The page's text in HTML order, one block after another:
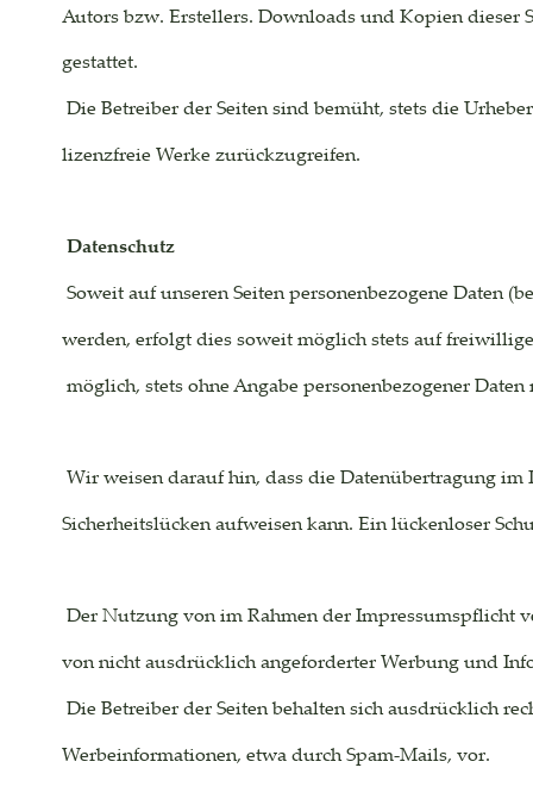
Autors bzw. Erstellers. Downloads und Kopien
gestattet.
Die Betreiber der Seiten sind bemüht, stets die
lizenzfreie Werke zurückzugreifen.
Datenschutz
Soweit auf unseren Seiten personenbezogene Daten
werden, erfolgt dies soweit möglich stets auf
möglich, stets ohne Angabe personenbezogener
Wir weisen darauf hin, dass die Datenübertragung
Sicherheitslücken aufweisen kann. Ein lückenloser
Der Nutzung von im Rahmen der Impressumspflicht
von nicht ausdrücklich angeforderter Werbung und
Die Betreiber der Seiten behalten sich ausdrücklich
Werbeinformationen, etwa durch Spam-Mails, vor.